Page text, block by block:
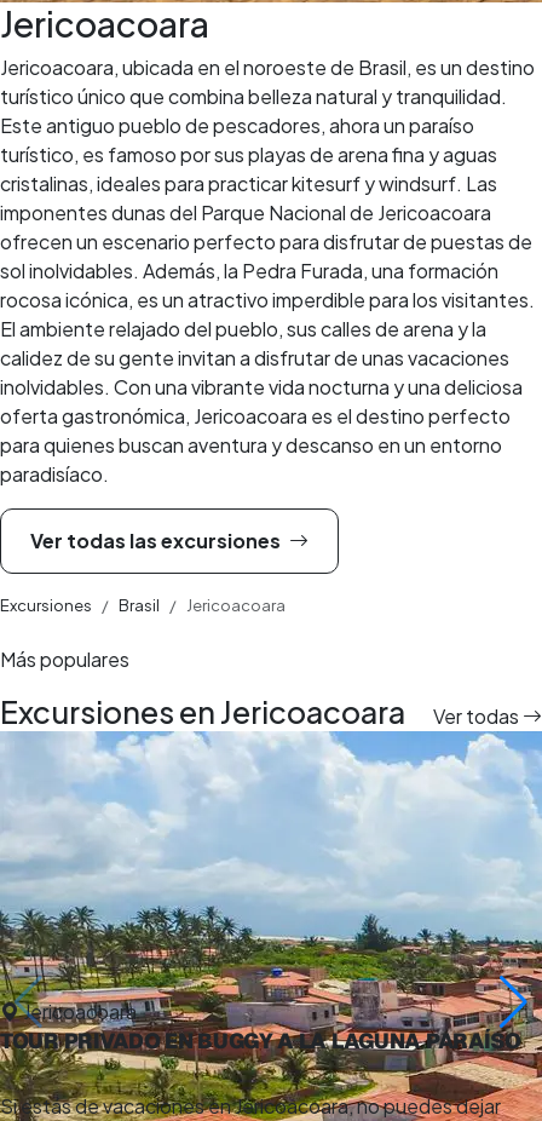
Jericoacoara
Jericoacoara, ubicada en el noroeste de Brasil, es un destino
turístico único que combina belleza natural y tranquilidad.
Este antiguo pueblo de pescadores, ahora un paraíso
turístico, es famoso por sus playas de arena fina y aguas
cristalinas, ideales para practicar kitesurf y windsurf. Las
imponentes dunas del Parque Nacional de Jericoacoara
ofrecen un escenario perfecto para disfrutar de puestas de
sol inolvidables. Además, la Pedra Furada, una formación
rocosa icónica, es un atractivo imperdible para los visitantes.
El ambiente relajado del pueblo, sus calles de arena y la
calidez de su gente invitan a disfrutar de unas vacaciones
inolvidables. Con una vibrante vida nocturna y una deliciosa
oferta gastronómica, Jericoacoara es el destino perfecto
para quienes buscan aventura y descanso en un entorno
paradisíaco.
Ver todas las excursiones
Excursiones Brasil Jericoacoara
Más populares
Excursiones en Jericoacoara Ver todas
Jericoacoara
TOUR PRIVADO EN BUGGY A LA LAGUNA PARAÍSO
Si estás de vacaciones en Jericoacoara, no puedes dejar